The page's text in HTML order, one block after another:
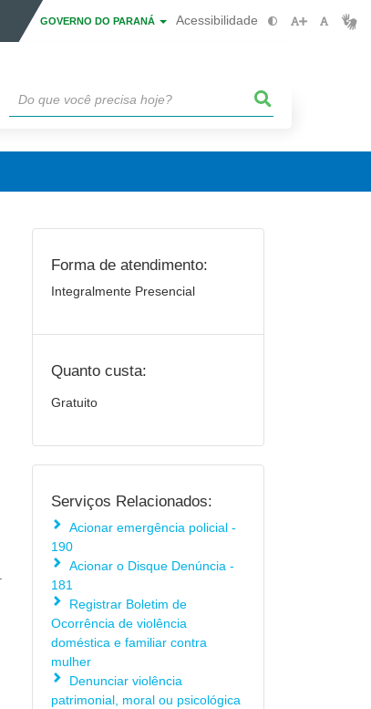
GOVERNO DO PARANÁ Acessibilidade
Forma de atendimento:
Integralmente Presencial
Quanto custa:
Gratuito
Serviços Relacionados:
Acionar emergência policial -
190
Acionar o Disque Denúncia -
181
Registrar Boletim de
Ocorrência de violência
doméstica e familiar contra
mulher
Denunciar violência
patrimonial, moral ou psicológica